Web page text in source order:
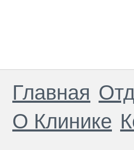
Главная
О Клинике